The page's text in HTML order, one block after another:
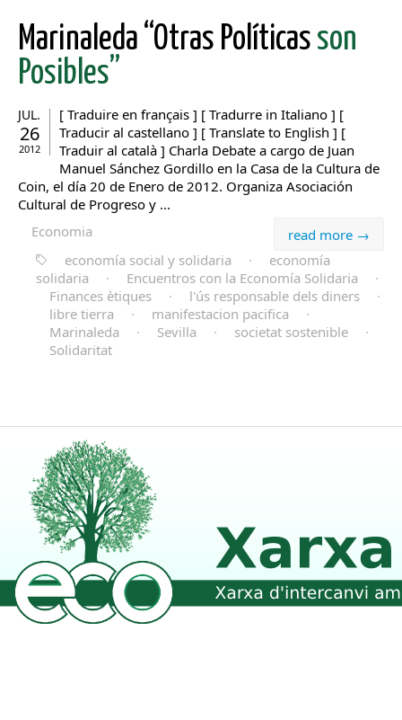
Marinaleda “Otras Políticas son
Posibles”
JUL.
26
2012
[ Traduire en français ] [ Tradurre in Italiano ] [
Traducir al castellano ] [ Translate to English ] [
Traduir al català ] Charla Debate a cargo de Juan
Manuel Sánchez Gordillo en la Casa de la Cultura de
Coin, el día 20 de Enero de 2012. Organiza Asociación
Cultural de Progreso y ...
read more →
Economia
economía social y solidaria
·
economía
solidaria
· Encuentros con la Economía Solidaria
·
Finances ètiques
· l'ús responsable dels diners
·
libre tierra
· manifestacion pacifica
·
Marinaleda
· Sevilla · societat sostenible
·
Solidaritat